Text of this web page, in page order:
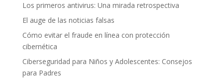
Los primeros antivirus: Una mirada retrospectiva
El auge de las noticias falsas
Cómo evitar el fraude en línea con protección
cibernética
Ciberseguridad para Niños y Adolescentes: Consejos
para Padres